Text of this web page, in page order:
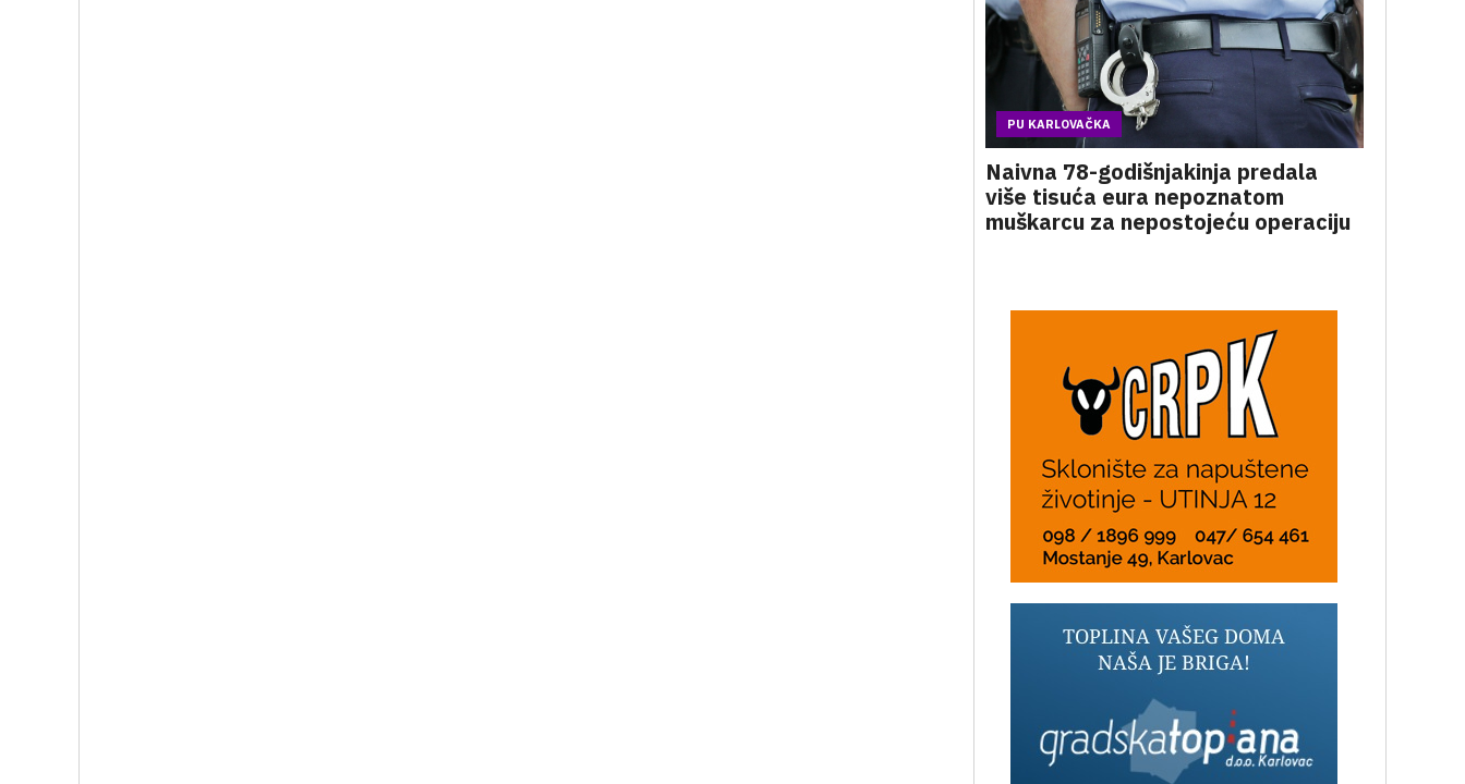
PU KARLOVAČKA
Naivna 78-godišnjakinja predala
više tisuća eura nepoznatom
muškarcu za nepostojeću operaciju